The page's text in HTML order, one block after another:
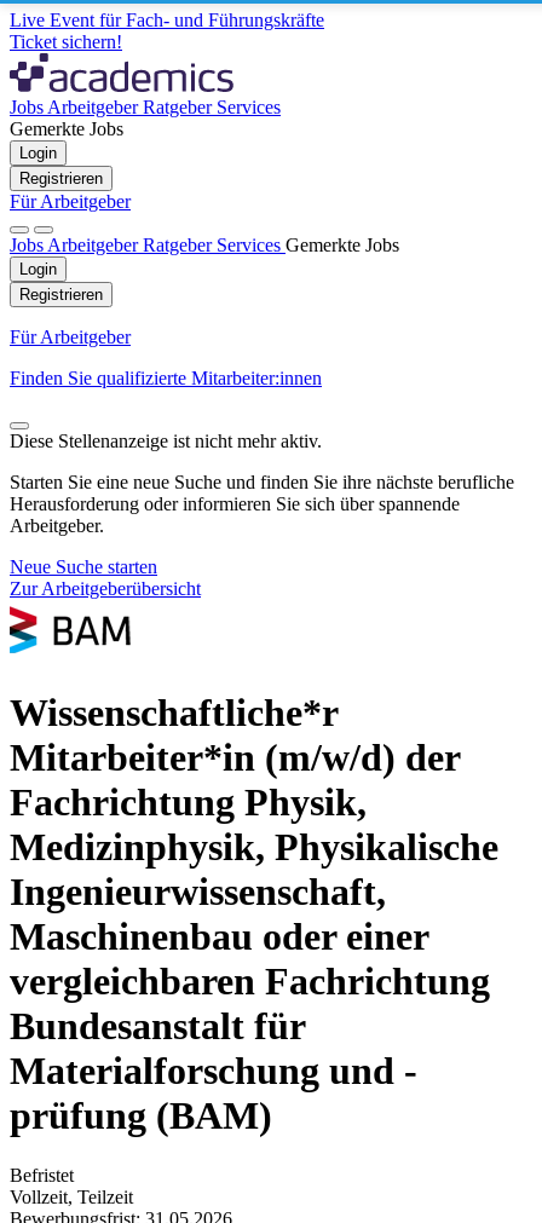
Live Event für Fach- und Führungskräfte
Ticket sichern!
Jobs ArbeitgeberRatgeber Services
Gemerkte Jobs
Login
Registrieren
Für Arbeitgeber
Jobs ArbeitgeberRatgeber Services Gemerkte Jobs
Login
Registrieren
Für Arbeitgeber
Finden Sie qualifizierte Mitarbeiter:innen
Diese Stellenanzeige ist nicht mehr aktiv.
Starten Sie eine neue Suche und finden Sie ihre nächste berufliche
Herausforderung oder informieren Sie sich über spannende
Arbeitgeber.
Neue Suche starten
Zur Arbeitgeberübersicht
Wissenschaftliche*r
Mitarbeiter*in (m/w/d) der
Fachrichtung Physik,
Medizinphysik, Physikalische
Ingenieurwissenschaft,
Maschinenbau oder einer
vergleichbaren Fachrichtung
Bundesanstalt für
Materialforschung und -
prüfung (BAM)
Befristet
Vollzeit, Teilzeit
Bewerbungsfrist: 31.05.2026